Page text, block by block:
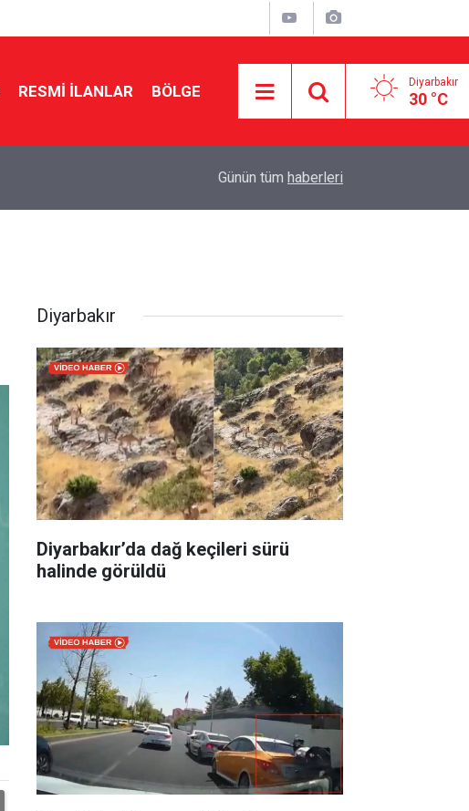
RESMI İLANLAR BÖLGE Diyarbakır
30 °C
Pezeşkiyan’dan ABD ile mutabakat mesajı:
Günün tüm haberleri
Diyarbakır
Diyarbakır’da dağ keçileri sürü
halinde görüldü